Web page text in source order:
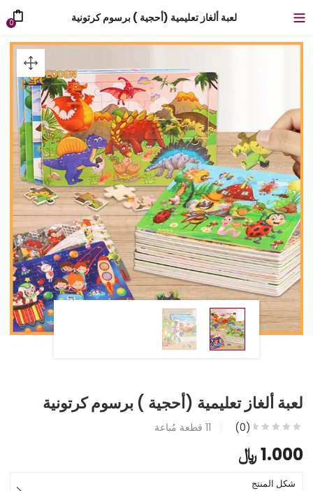
لعبة ألغاز تعليمية (أحجية ) برسوم كرتونية 0
لعبة ألغاز تعليمية (أحجية ) برسوم كرتونية
(0)
11 قطعة مُباعة
1.000﷼
شكل المنتج